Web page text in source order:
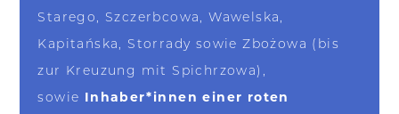
Starego, Szczerbcowa, Wawelska,
Kapitańska, Storrady sowie Zbożowa (bis
zur Kreuzung mit Spichrzowa),
sowie Inhaber*innen einer roten